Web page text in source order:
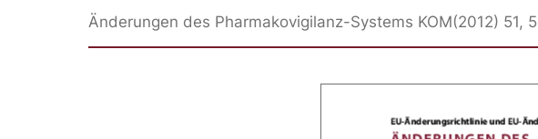
Änderungen des Pharmakovigilanz-Systems KOM(2012) 51,